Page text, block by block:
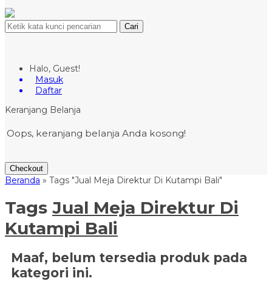
Cari
Halo, Guest!
Masuk
Daftar
Keranjang Belanja
Oops, keranjang belanja Anda kosong!
Checkout
Beranda » Tags "Jual Meja Direktur Di Kutampi Bali"
Tags Jual Meja Direktur Di
Kutampi Bali
Maaf, belum tersedia produk pada
kategori ini.